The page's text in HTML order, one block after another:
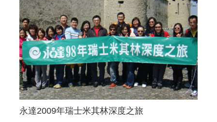
聯絡我們
永達2009年瑞士米其林深度之旅